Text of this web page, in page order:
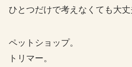
ひとつだけで考えなくても大丈
ペットショップ。
トリマー。